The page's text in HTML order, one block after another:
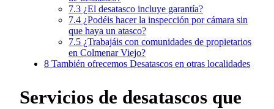
7.3 ¿El desatasco incluye garantía?
7.4 ¿Podéis hacer la inspección por cámara sin
que haya un atasco?
7.5 ¿Trabajáis con comunidades de propietarios
en Colmenar Viejo?
8 También ofrecemos Desatascos en otras localidades
Servicios de desatascos que